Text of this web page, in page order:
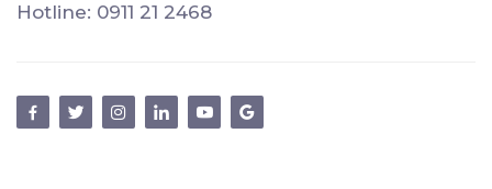
Hotline: 0911 21 2468